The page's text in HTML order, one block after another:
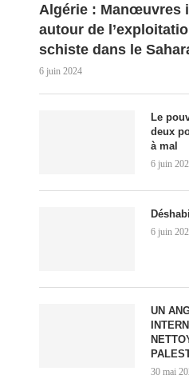
Algérie : Manœuvres
autour de
schiste dans le
6 juin 2024
Le
deux
à mal
6 juin
6 juin
UN
30 mai